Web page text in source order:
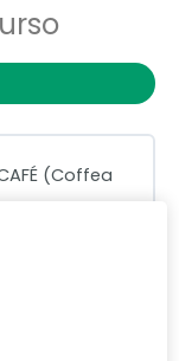
CAFÉ (Coffea
HONGOS